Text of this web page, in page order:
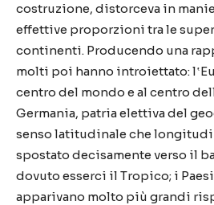
costruzione, distorceva in
effettive proporzioni tra le
continenti. Producendo una
molti poi hanno introiettato: l‛
centro del mondo e al centro
Germania, patria elettiva del
senso latitudinale che
spostato decisamente verso il
dovuto esserci il Tropico; i
apparivano molto più grandi